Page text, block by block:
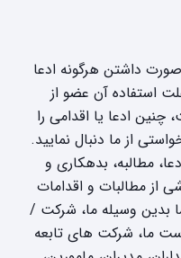
صورت داشتن هرگونه ادعا
استفاده آن عضو از
ادعا یا اقدامی را
از ما دنبال نمایید.
مطالبه، بدهکاری و
از مطالبات و اقدامات
بدین وسیله ما، شرکت /
ما، شرکت های تابعه